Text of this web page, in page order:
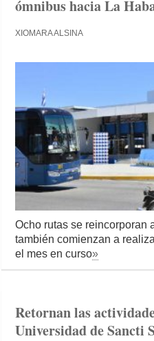
ómnibus hacia La
XIOMARA ALSINA
Ocho rutas se reincorporan
también comienzan a
el mes en curso»
Retornan las
Universidad de Sancti